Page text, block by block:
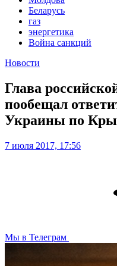
Беларусь
газ
энергетика
Война санкций
Новости
Глава
пообещал
Украины по
7 июля 2017, 17:56
Мы в Телеграм